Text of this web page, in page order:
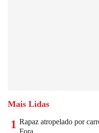
Mais Lidas
1 Rapaz atropelado por
Fora